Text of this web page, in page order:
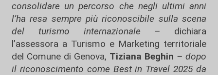
consolidare un percorso che negli ultimi anni
l’ha resa sempre più riconoscibile sulla scena
del turismo internazionale – dichiara
l’assessora a Turismo e Marketing territoriale
del Comune di Genova, Tiziana Beghin – dopo
il riconoscimento come Best in Travel 2025 da